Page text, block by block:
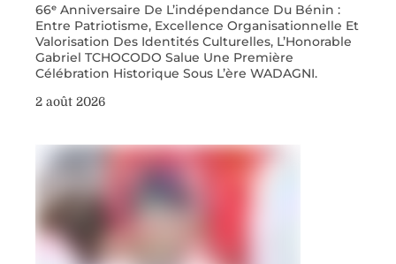
66ᵉ Anniversaire De L’indépendance Du Bénin :
Entre Patriotisme, Excellence Organisationnelle Et
Valorisation Des Identités Culturelles, L’Honorable
Gabriel TCHOCODO Salue Une Première
Célébration Historique Sous L’ère WADAGNI.
2 août 2026